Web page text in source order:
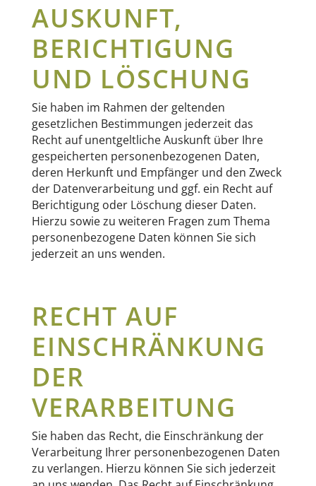
AUSKUNFT,
BERICHTIGUNG
UND LÖSCHUNG
Sie haben im Rahmen der geltenden
gesetzlichen Bestimmungen jederzeit das
Recht auf unentgeltliche Auskunft über Ihre
gespeicherten personenbezogenen Daten,
deren Herkunft und Empfänger und den Zweck
der Datenverarbeitung und ggf. ein Recht auf
Berichtigung oder Löschung dieser Daten.
Hierzu sowie zu weiteren Fragen zum Thema
personenbezogene Daten können Sie sich
jederzeit an uns wenden.
RECHT AUF
EINSCHRÄNKUNG
DER
VERARBEITUNG
Sie haben das Recht, die Einschränkung der
Verarbeitung Ihrer personenbezogenen Daten
zu verlangen. Hierzu können Sie sich jederzeit